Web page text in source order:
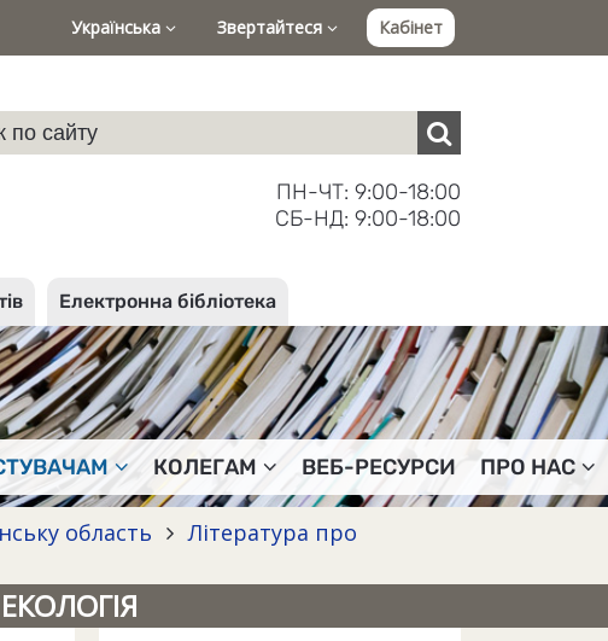
Українська Звертайтеся Кабінет
ПН-ЧТ: 9:00-18:00
СБ-НД: 9:00-18:00
Електронна бібліотека
КОЛЕГАМ ВЕБ-РЕСУРСИ ПРО НАС
область
Література про